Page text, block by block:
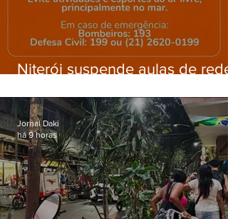
Niterói suspende aulas de rede
ventos fortes nesta sexta (7)
Jornal Daki
há 9 horas